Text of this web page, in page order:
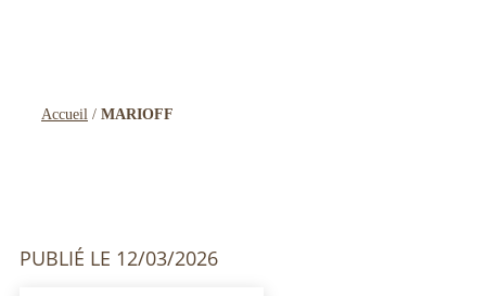
Accueil / MARIOFF
PUBLIÉ LE 12/03/2026